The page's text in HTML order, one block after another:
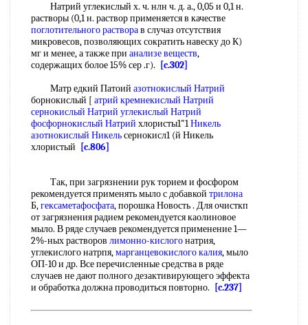
Натрий углекислый х. ч. нлн ч. д. а., 0,05 и 0,1 н.
растворы (0,1 н. раствор применяется в качестве
поглотительного растворав случаз отсутствия
микровесов, позволяющих сократить навеску до К)
мг и менее, а также при анализе веществ,
содержащих болое 15% сер .г).
[c.302]
Матр едкий Патоий азотнокислый Натрий
борнокислый [ атрий кремнекислый Натрий
сернокислый Натрий углекислый Натрий
фосфорнокислый Натрий хлористы1"1Никель
азотнокислый Никельсернокисл1 (й Никель
хлористый
[c.806]
Так, при загрязнении рук торием и фосфором
рекомендуется применять мыло с добавкой трилона
Б,гексаметафосфата, порошка Новость . Для очисткп
от загрязнения радием рекомендуется каолиновое
мыло. В ряде случаев рекомендуется применение 1—
2%-ных растворов лимонно-кислогонатрия,
углекислого натрпя,марганцевокислого калия, мыло
ОП-10 и др. Все перечисленные средства в ряде
случаев не дают полного дезактивирующего эффекта
и обработка должна проводиться повторно.
[c.237]